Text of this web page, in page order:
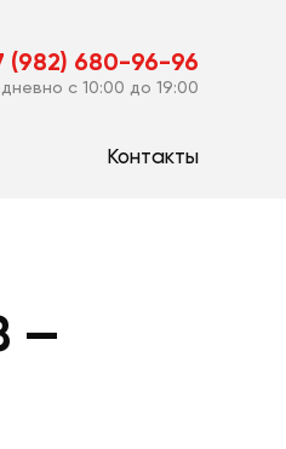
(982) 680-96-96
с 10:00 до 19:00
Контакты
—